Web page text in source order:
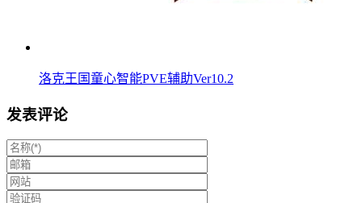
洛克王国童心智能PVE辅助Ver10.2
发表评论